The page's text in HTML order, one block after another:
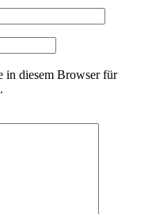
in diesem Browser für